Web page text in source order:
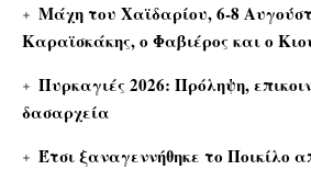
Μάχη του Χαϊδαρίου, 6-8
Καραϊσκάκης, ο Φαβιέρος και ο
Πυρκαγιές 2026: Πρόληψη,
δασαρχεία
Έτσι ξαναγεννήθηκε το Ποικίλο